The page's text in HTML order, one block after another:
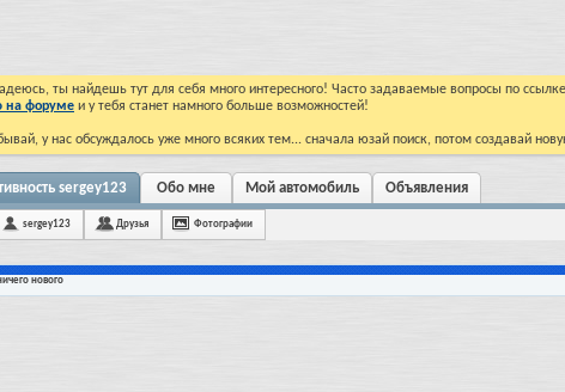
ты найдешь тут для себя много интересного! Часто задаваемые вопросы по ссылке
на форуме и у тебя станет намного больше возможностей!
у нас обсуждалось уже много всяких тем... сначала юзай поиск, потом создавай
sergey123 Обо мне Мой автомобиль Объявления
sergey123 Друзья Фотографии
нового